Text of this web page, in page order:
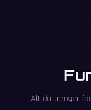
Alt du trenger